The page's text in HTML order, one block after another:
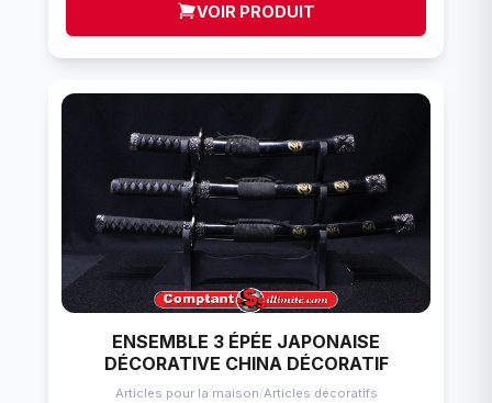
VOIR PRODUIT
ENSEMBLE 3 ÉPÉE JAPONAISE
DÉCORATIVE CHINA DÉCORATIF
Articles pour la maison/Articles décoratifs